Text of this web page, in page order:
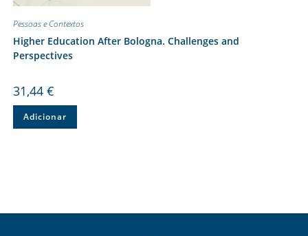
Pessoas e Contextos
Higher Education After Bologna. Challenges and
Perspectives
31,44 €
Adicionar